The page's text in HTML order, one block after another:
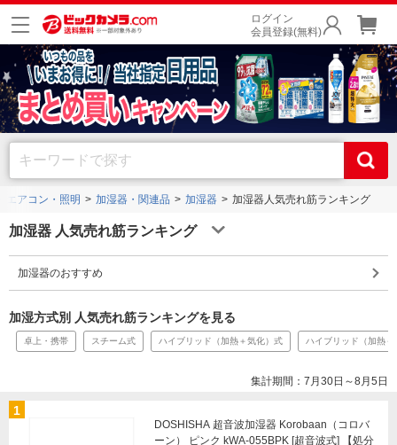
ログイン
会員登録(無料)
エアコン・照明 加湿器・関連品 加湿器 加湿器人気売れ筋ランキング
加湿器 人気売れ筋ランキング
加湿器のおすすめ
加湿方式別 人気売れ筋ランキングを見る
卓上・携帯 スチーム式 ハイブリッド（加熱＋気化）式 ハイブリッド（加熱＋
集計期間：7月30日～8月5日
1
DOSHISHA 超音波加湿器 Korobaan（コロバ
ーン） ピンク kWA-055BPK [超音波式] 【処分